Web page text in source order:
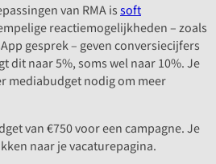
van RMA issoft
reactiemogelijkheden – zoals
gesprek – geven conversiecijfers
dit naar 5%, soms wel naar 10%. Je
mediabudget nodig om meer
van €750 voor een campagne. Je
naar je vacaturepagina.